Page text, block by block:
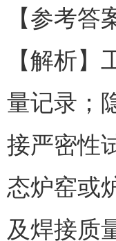
【参考答
【解析
量记录；
接严密性
态炉窑或
及焊接质